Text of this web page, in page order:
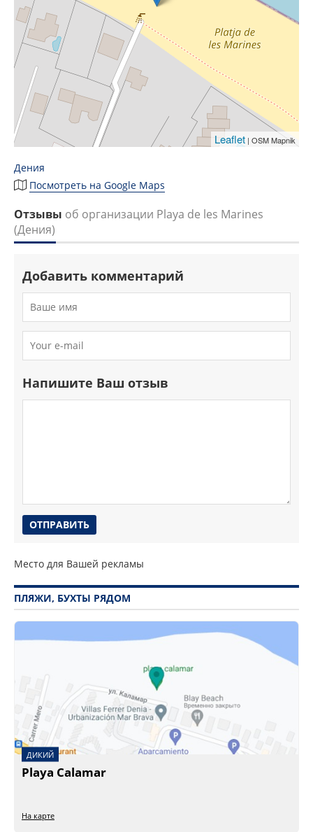
Leaflet | OSM Mapnik
Дения
Посмотреть на Google Maps
Отзывы об организации Playa de les Marines
(Дения)
Добавить комментарий
Напишите Ваш отзыв
Место для Вашей рекламы
ПЛЯЖИ, БУХТЫ РЯДОМ
ДИКИЙ
Playa Сalamar
На карте